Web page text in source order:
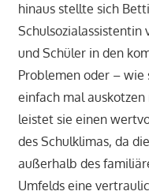
hinaus stellte sich
Schulsozialassistentin
und Schüler in den
Problemen oder – wie
einfach mal
leistet sie einen
des Schulklimas, da
außerhalb des
Umfelds eine